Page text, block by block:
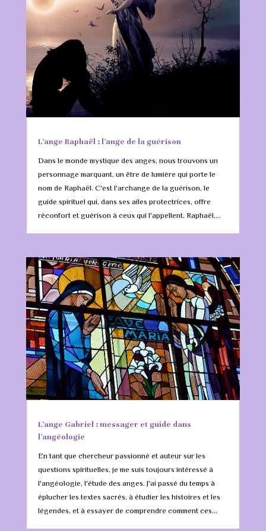
L’ange Raphaël : l’ange de la guérison
Dans le monde mystique des anges, nous trouvons un
personnage marquant, un être de lumière qui porte le
nom de Raphaël. C'est l'archange de la guérison, le
guide spirituel qui, dans ses ailes protectrices, offre
réconfort et guérison à ceux qui l'appellent. Raphaël,...
L’ange Gabriel : messager et guide dans
l’angéologie
En tant que chercheur passionné et auteur sur les
questions spirituelles, je me suis toujours intéressé à
l'angéologie, l'étude des anges. J'ai passé du temps à
éplucher les textes sacrés, à étudier les histoires et les
légendes, et à essayer de comprendre comment ces...